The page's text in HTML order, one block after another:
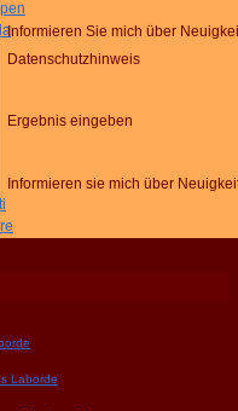
Informieren Sie mich über
Datenschutzhinweis
Ergebnis eingeben
Informieren sie mich über
Laborde